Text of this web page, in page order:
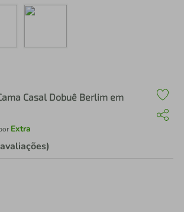
Casal Dobuê Berlim em
Extra